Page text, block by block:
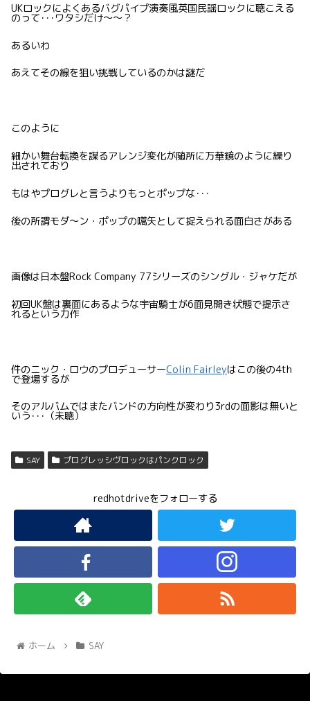
UKロックによくあるバグパイプ演奏風英国民謡ロックに聴こえる
のって･･･ワタシだけ〜〜？
あるいわ
あえてその線を狙い挑戦しているのかは謎だ
このように
細かい舞台転換を謀るアレンジ変化が随所に万華鏡のように繰り
出されており
もはやプログレと言うよりもっとポップな･･･
後の所謂モダ〜ン・ポップの嚆矢として捉えられる面白さがある
画像は日本盤Rock Company 77シリーズのシングル・ジャケだが
初回UK盤は裏面にあるような宇宙騎士が6面見開き状態で提示さ
れるという力作
件のニック・ロウのプロデューサーColin Fairleyはこの後の4th
で登場するが
そのアルバムではまたバンドの方向性が変わり3rdの面影は無いと
いう･･･（未聴）
SAY プログレッシヴロックはパンクロック
redhotdriveをフォローする
ホーム SAY